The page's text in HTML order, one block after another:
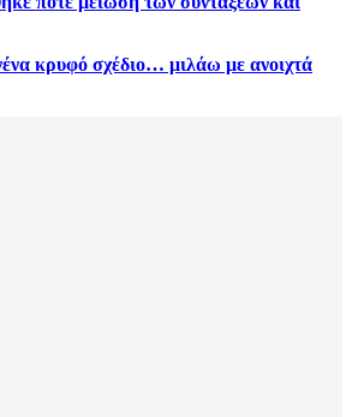
κρυφό σχέδιο… μιλάω με ανοιχτά